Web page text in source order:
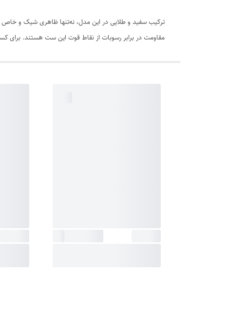
ترکیب سفید و طلایی در این مدل، نه‌تنها ظاهری شیک و خاص
مقاومت در برابر رسوبات از نقاط قوت این ست هستند. برای